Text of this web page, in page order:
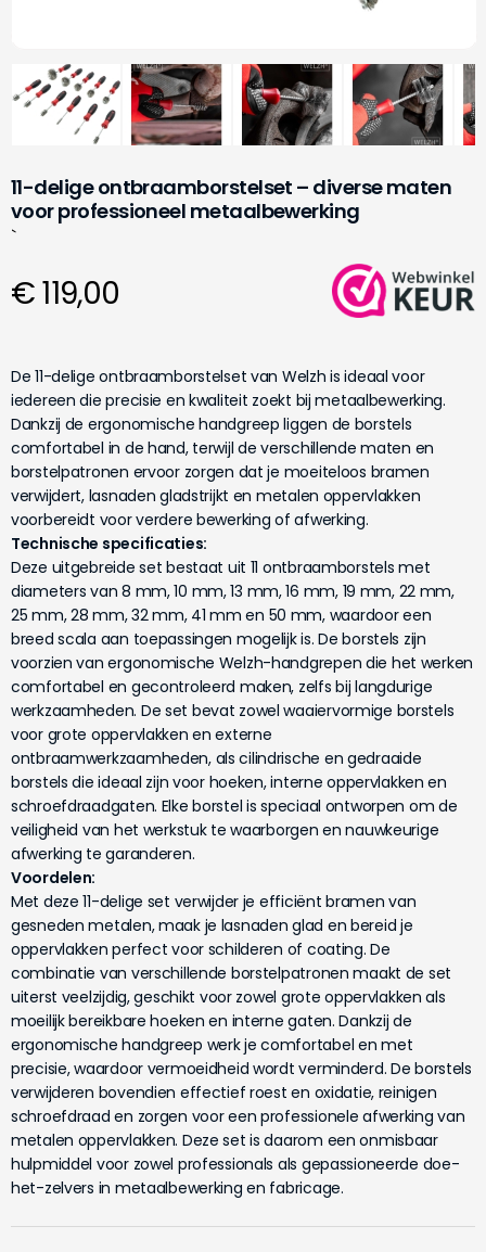
11-delige ontbraamborstelset – diverse maten
voor professioneel metaalbewerking
`
€ 119,00
De 11-delige ontbraamborstelset van Welzh is ideaal voor
iedereen die precisie en kwaliteit zoekt bij metaalbewerking.
Dankzij de ergonomische handgreep liggen de borstels
comfortabel in de hand, terwijl de verschillende maten en
borstelpatronen ervoor zorgen dat je moeiteloos bramen
verwijdert, lasnaden gladstrijkt en metalen oppervlakken
voorbereidt voor verdere bewerking of afwerking.
Technische specificaties:
Deze uitgebreide set bestaat uit 11 ontbraamborstels met
diameters van 8 mm, 10 mm, 13 mm, 16 mm, 19 mm, 22 mm,
25 mm, 28 mm, 32 mm, 41 mm en 50 mm, waardoor een
breed scala aan toepassingen mogelijk is. De borstels zijn
voorzien van ergonomische Welzh-handgrepen die het werken
comfortabel en gecontroleerd maken, zelfs bij langdurige
werkzaamheden. De set bevat zowel waaiervormige borstels
voor grote oppervlakken en externe
ontbraamwerkzaamheden, als cilindrische en gedraaide
borstels die ideaal zijn voor hoeken, interne oppervlakken en
schroefdraadgaten. Elke borstel is speciaal ontworpen om de
veiligheid van het werkstuk te waarborgen en nauwkeurige
afwerking te garanderen.
Voordelen:
Met deze 11-delige set verwijder je efficiënt bramen van
gesneden metalen, maak je lasnaden glad en bereid je
oppervlakken perfect voor schilderen of coating. De
combinatie van verschillende borstelpatronen maakt de set
uiterst veelzijdig, geschikt voor zowel grote oppervlakken als
moeilijk bereikbare hoeken en interne gaten. Dankzij de
ergonomische handgreep werk je comfortabel en met
precisie, waardoor vermoeidheid wordt verminderd. De borstels
verwijderen bovendien effectief roest en oxidatie, reinigen
schroefdraad en zorgen voor een professionele afwerking van
metalen oppervlakken. Deze set is daarom een onmisbaar
hulpmiddel voor zowel professionals als gepassioneerde doe-
het-zelvers in metaalbewerking en fabricage.